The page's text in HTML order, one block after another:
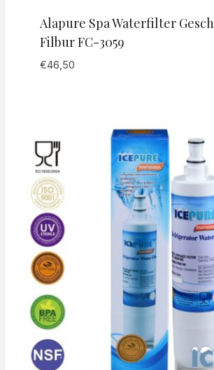
Alapure Spa Waterfilter
Filbur FC-3059
€46,50